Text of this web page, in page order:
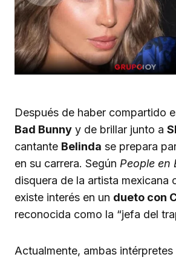
Después de haber compartido
Bad Bunny y de brillar junto a
cantante Belinda se prepara
en su carrera. Según People en
disquera de la artista mexicana
existe interés en un dueto con
reconocida como la “jefa del
Actualmente, ambas intérpretes